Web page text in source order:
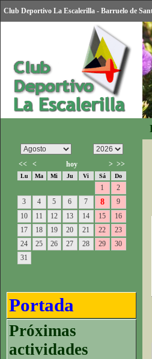
Club Deportivo La Escalerilla - Barruelo de
<< < hoy > >>
Lu Ma Mi Ju Vi Sá Do
1
2
3
4 5 6 7 8
9
10
11 12 13 14 15
16
17
18 19 20 21 22
23
24
25 26 27 28 29
30
31
Portada
Próximas
actividades